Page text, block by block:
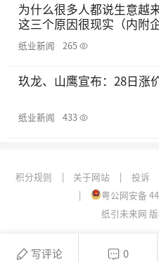
为什么很多人都说生意越
这三个原因很现实（内附
纸业新闻 265
玖龙、山鹰宣布：28日涨
纸业新闻 433
写评论 0
积分规则 | 关于网站 | 投诉
|
粤公网安备
纸引未来网